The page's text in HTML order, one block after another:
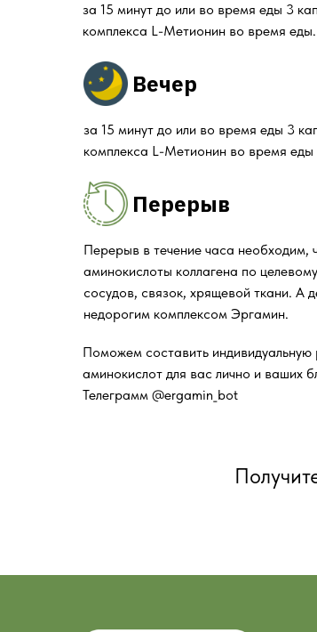
Поможем составить
аминокислот для вас лично и ваших
Телеграмм @ergamin_bot
за 15 минут до или во время еды 3
комплекса L-Метионин во время еды.
Вечер
за 15 минут до или во время еды 3
комплекса L-Метионин во время еды
Перерыв
Перерыв в течение часа необходим,
аминокислоты коллагена по
сосудов, связок, хрящевой ткани. А
недорогим комплексом Эргамин.